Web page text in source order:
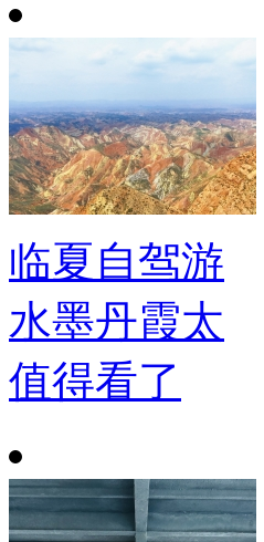
临夏自驾游
水墨丹霞太
值得看了